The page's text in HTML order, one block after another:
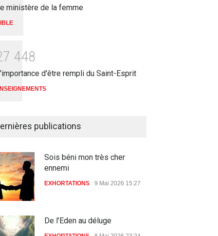
ministère de la femme
7 448
d'être rempli du Saint-Esprit
publications
Sois béni mon très cher
ennemi
EXHORTATIONS 9 Mai 2026 15:27
De l’Eden au déluge